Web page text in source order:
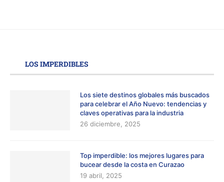
LOS IMPERDIBLES
Los siete destinos globales más buscados
para celebrar el Año Nuevo: tendencias y
claves operativas para la industria
26 diciembre, 2025
Top imperdible: los mejores lugares para
bucear desde la costa en Curazao
19 abril, 2025